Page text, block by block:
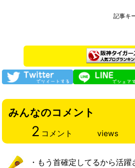
記事キ
みんなのコメント
2 コメント views
・もう首確定してるから活躍